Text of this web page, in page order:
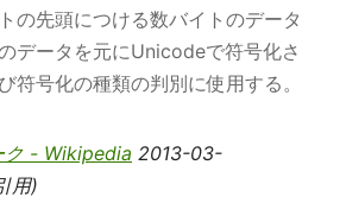
の先頭につける数バイトのデータ
データを元にUnicodeで符号化さ
符号化の種類の判別に使用する。
ク - Wikipedia 2013-03-
用)